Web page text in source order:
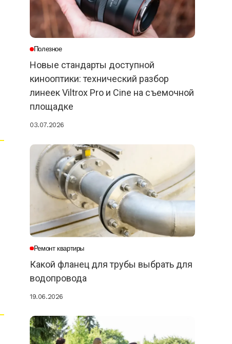
Полезное
Новые стандарты доступной
кинооптики: технический разбор
линеек Viltrox Pro и Cine на съемочной
площадке
03.07.2026
Ремонт квартиры
Какой фланец для трубы выбрать для
водопровода
19.06.2026